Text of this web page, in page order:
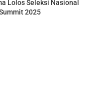
Lolos Seleksi Nasional
2025